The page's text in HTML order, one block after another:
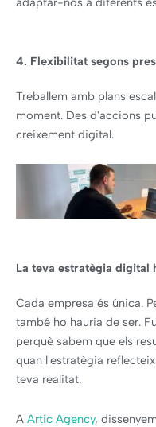
4. Flexibilitat segons
Treballem amb plans
moment. Des d'accions
creixement digital.
La teva estratègia digital
Cada empresa és única.
també ho hauria de ser.
perquè sabem que els
quan l'estratègia
teva realitat.
A Artic Agency,